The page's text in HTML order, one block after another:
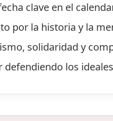
clave en el
por la historia y la
solidaridad y
defendiendo los